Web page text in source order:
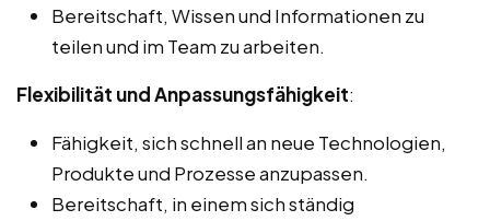
Bereitschaft, Wissen und Informationen zu
teilen und im Team zu arbeiten.
Flexibilität und Anpassungsfähigkeit:
Fähigkeit, sich schnell an neue Technologien,
Produkte und Prozesse anzupassen.
Bereitschaft, in einem sich ständig